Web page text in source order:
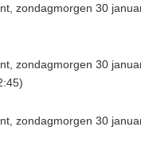
zondagmorgen 30
zondagmorgen 30
zondagmorgen 30